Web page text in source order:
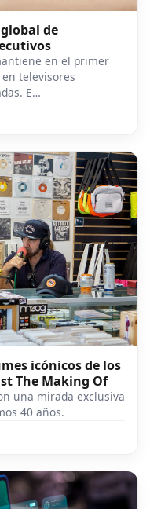
de
en el primer
televisores
E…
icónicos de los
The Making Of
una mirada exclusiva
40 años.